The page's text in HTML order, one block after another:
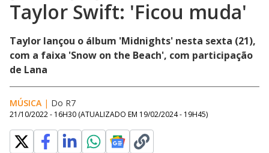
Taylor Swift: 'Ficou muda'
Taylor lançou o álbum 'Midnights' nesta sexta (21),
com a faixa 'Snow on the Beach', com participação
de Lana
MÚSICA | Do R7
21/10/2022 - 16H30 (ATUALIZADO EM 19/02/2024 - 19H45)